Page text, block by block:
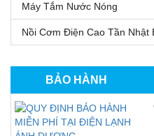
Máy Tắm Nước Nóng
Nồi Cơm Điện Cao Tần Nhật
BẢO HÀNH